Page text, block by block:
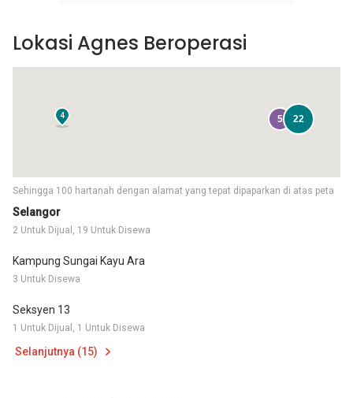
Selangor
2 Untuk Dijual, 19 Untuk Disewa
Kampung Sungai Kayu Ara
3 Untuk Disewa
Seksyen 13
1 Untuk Dijual, 1 Untuk Disewa
Selanjutnya (15)
Sehingga 100 hartanah dengan alamat yang tepat dipaparkan di atas peta
4 5 22
Lokasi Agnes Beroperasi